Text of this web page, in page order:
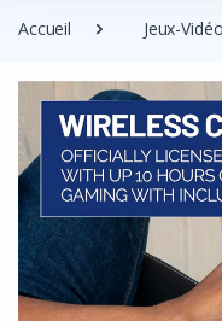
Accueil Jeux-Vidéo